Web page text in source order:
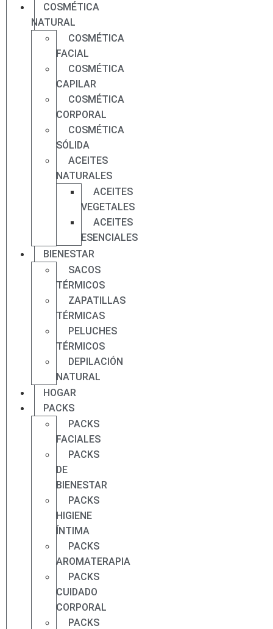
COSMÉTICA
NATURAL
COSMÉTICA
FACIAL
COSMÉTICA
CAPILAR
COSMÉTICA
CORPORAL
COSMÉTICA
SÓLIDA
ACEITES
NATURALES
ACEITES
VEGETALES
ACEITES
ESENCIALES
BIENESTAR
SACOS
TÉRMICOS
ZAPATILLAS
TÉRMICAS
PELUCHES
TÉRMICOS
DEPILACIÓN
NATURAL
HOGAR
PACKS
PACKS
FACIALES
PACKS
DE
BIENESTAR
PACKS
HIGIENE
ÍNTIMA
PACKS
AROMATERAPIA
PACKS
CUIDADO
CORPORAL
PACKS